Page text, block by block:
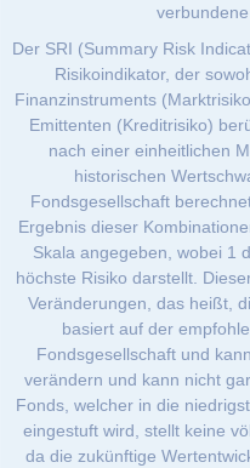
verbundene
Der SRI (Summary Risk
Risikoindikator, der
Finanzinstruments
Emittenten (Kreditrisiko)
nach einer einheitlichen
historischen
Fondsgesellschaft
Ergebnis dieser
Skala angegeben, wobei 1
höchste Risiko darstellt.
Veränderungen, das heißt,
basiert auf der
Fondsgesellschaft und
verändern und kann nicht
Fonds, welcher in die
eingestuft wird, stellt keine
da die zukünftige